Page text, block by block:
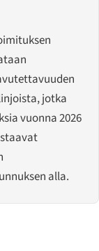
jotka
vuonna 2026
alla.